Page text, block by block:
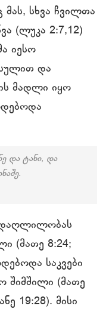
მას, სხვა ჩვილთა
(ლუკა 2:7,12)
იესო
და
მადლი იყო
და ტანი, და
დაღლილობას
(მათე 8:24;
საკვები
შიმშილი (მათე
19:28). მისი